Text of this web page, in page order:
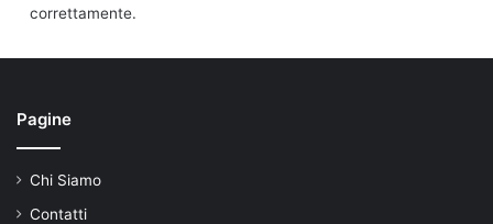
correttamente.
Pagine
Chi Siamo
Contatti